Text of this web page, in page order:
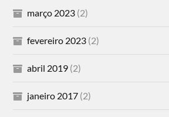
março 2023 (2)
fevereiro 2023 (2)
abril 2019 (2)
janeiro 2017 (2)